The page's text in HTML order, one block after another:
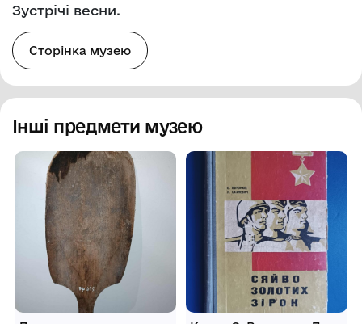
Зустрічі весни.
Сторінка музею
Інші предмети музею